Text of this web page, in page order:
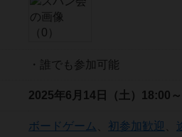
・誰でも参加可能
2025年6月14日（土） 18:00
ボードゲーム 初参加歓迎